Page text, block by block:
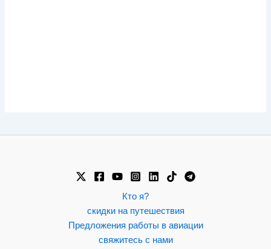
Кто я?
скидки на путешествия
Предложения работы в авиации
свяжитесь с нами